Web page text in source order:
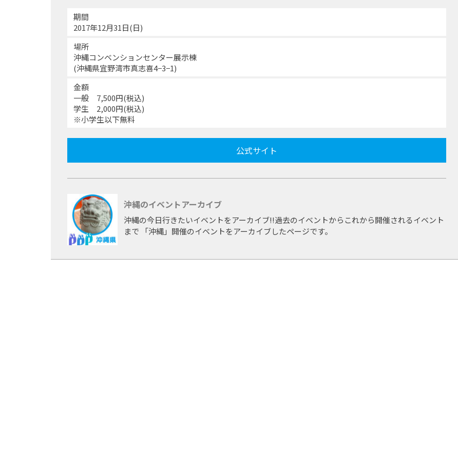
期間
2017年12月31日(日)
場所
沖縄コンベンションセンター展示棟
(沖縄県宜野湾市真志喜4−3−1)
金額
一般 7,500円(税込)
学生 2,000円(税込)
※小学生以下無料
公式サイト
沖縄のイベントアーカイブ
沖縄の今日行きたいイベントをアーカイブ!!過去のイベントからこれから開催されるイベント
まで 「沖縄」開催のイベントをアーカイブしたページです。